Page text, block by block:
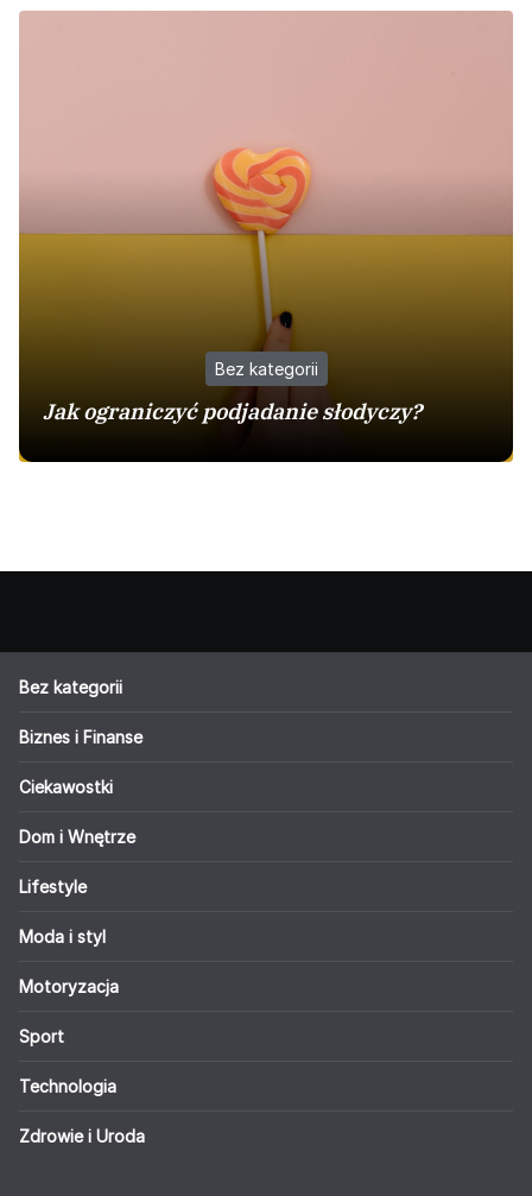
Bez kategorii
Jak ograniczyć podjadanie słodyczy?
Bez kategorii
Biznes i Finanse
Ciekawostki
Dom i Wnętrze
Lifestyle
Moda i styl
Motoryzacja
Sport
Technologia
Zdrowie i Uroda